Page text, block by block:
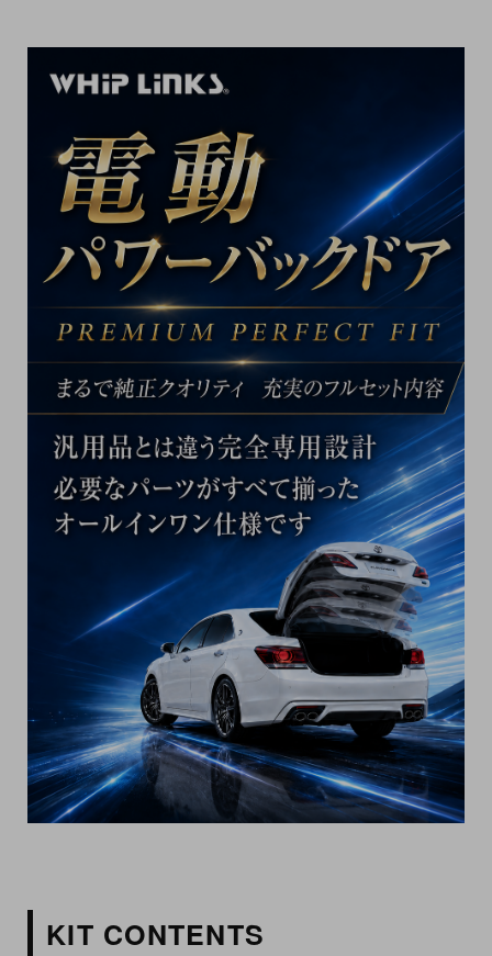
KIT CONTENTS